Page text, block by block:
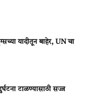
यादीतून बाहेर, UN चा
टाळण्यासाठी सज्ज